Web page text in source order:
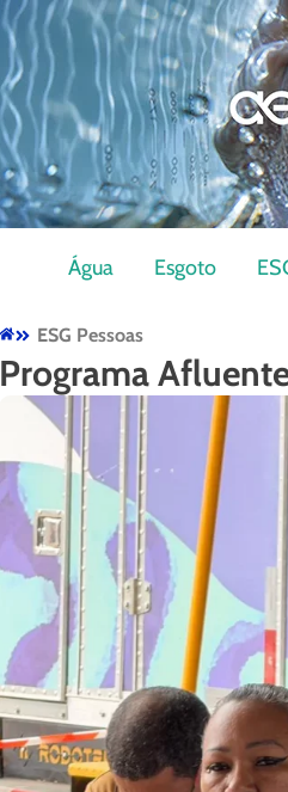
Água Esgoto
ESG Pessoas
Programa